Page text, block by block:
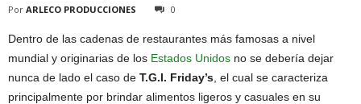
Por ARLECO PRODUCCIONES 0
Dentro de las cadenas de restaurantes más famosas a nivel
mundial y originarias de los Estados Unidos no se debería dejar
nunca de lado el caso de T.G.I. Friday’s , el cual se caracteriza
principalmente por brindar alimentos ligeros y casuales en su